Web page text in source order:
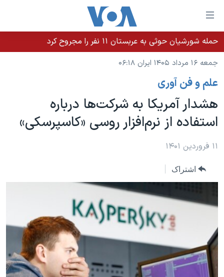
لینکهای
قابل
دسترسی
جهش
محتوای
اصلی
جهش
به
صفحه
جهش
به
خانه
نسخه سبک وب‌سایت
موضوع ها
ایران
آمریکا
جهان
ویژه برنامه‌ها
فرهنگ و زندگی
حقوق شهروندی
برنامه های تلویزیونی
جدول برنامه ها
صفحه‌های ویژه
بایگانی برنامه‌های تلویزیونی
انتخابات ریاست جمهوری آمریکا ۲۰۲۴
حمله جمهوری اسلامی به اسرائیل
فرکانس‌های صدای آمریکا
پخش رادیویی
یادگیری زبان انگلیسی
دنبال کنید
حمله شورشیان حوثی به عربستان ۱۱ نفر را مجروح کرد
جمعه ۱۶ مرداد ۱۴۰۵ ایران ۰۶:۱۸
علم و فن آوری
هشدار آمریکا به شرکت‌ها درباره
استفاده از نرم‌افزار روسی «کاسپرسکی»
۱۱ فروردین ۱۴۰۱
اشتراک